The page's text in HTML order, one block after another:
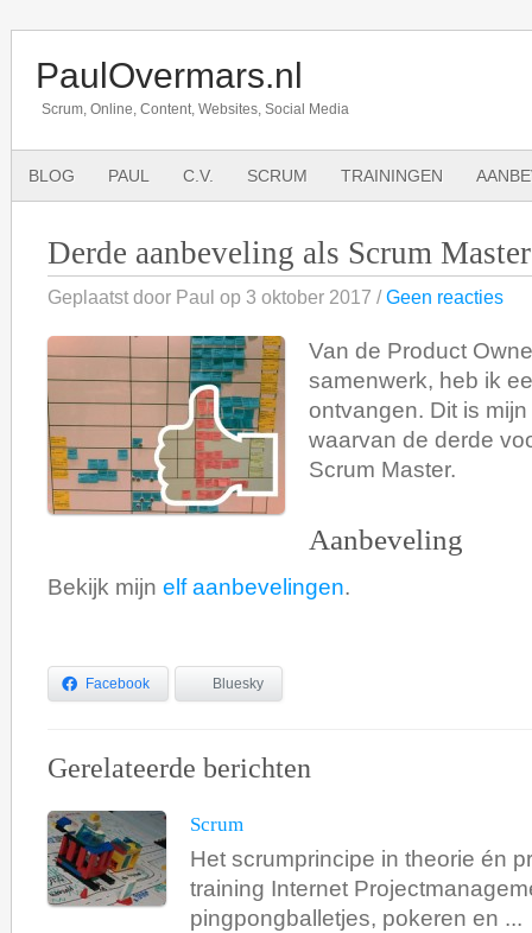
PaulOvermars.nl
Scrum, Online, Content, Websites, Social Media
BLOG PAUL C.V. SCRUM TRAININGEN
Derde aanbeveling als Scrum Master
Geplaatst door Paul op 3 oktober 2017 /Geen reacties
Van de Product
samenwerk, heb ik
ontvangen. Dit is
waarvan de derde
Scrum Master.
Aanbeveling
Bekijk mijn elf aanbevelingen.
Facebook Bluesky
Gerelateerde berichten
Scrum
Het scrumprincipe in theorie én
training Internet
pingpongballetjes, pokeren en ...